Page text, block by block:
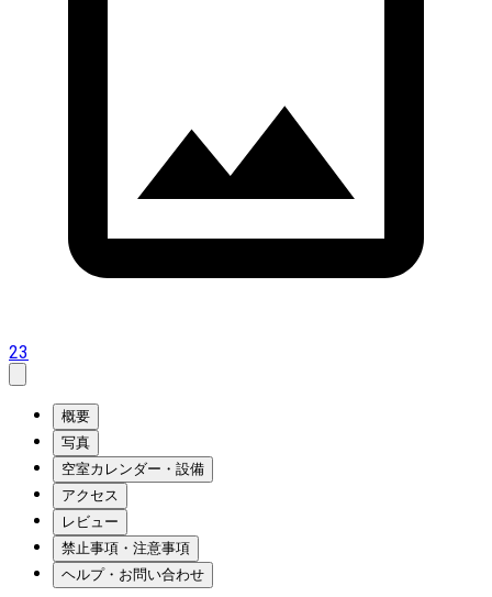
23
概要
写真
空室カレンダー・設備
アクセス
レビュー
禁止事項・注意事項
ヘルプ・お問い合わせ